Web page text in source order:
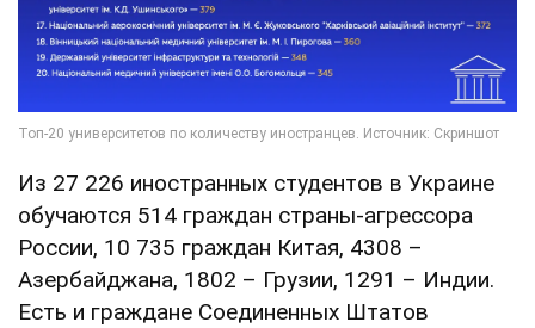
Из 27 226 иностранных студентов в Украине
обучаются 514 граждан страны-агрессора
России, 10 735 граждан Китая, 4308 –
Азербайджана, 1802 – Грузии, 1291 – Индии.
Есть и граждане Соединенных Штатов